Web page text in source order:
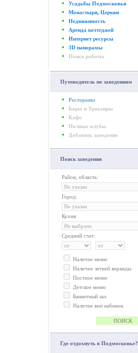
Усадьбы Подмосковья
Монастыри, Церкви
Недвижимость
Аренда коттеджей
Интернет ресурсы
3D панорамы
Поиск работы
Путеводитель по заведениям
Рестораны
Бары и Трактиры
Кафе
Ночные клубы
Добавить заведение
Поиск заведения
Район, область:
Город:
Кухня:
Средний счет:
Наличие меню
Наличие летней веранды
Постное меню
Детское меню
Банкетный зал
Наличие вип кабинок
Где отдохнуть в Подмосковье?